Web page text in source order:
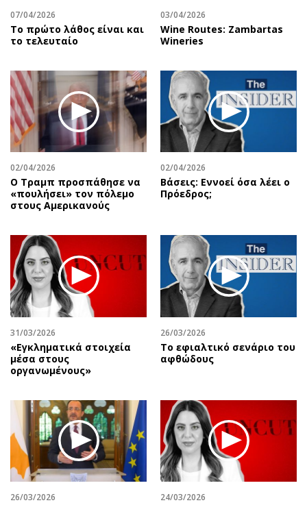
07/04/2026
Το πρώτο λάθος είναι και
το τελευταίο
03/04/2026
Wine Routes: Zambartas
Wineries
02/04/2026
Ο Τραμπ προσπάθησε να
«πουλήσει» τον πόλεμο
στους Αμερικανούς
02/04/2026
Βάσεις: Εννοεί όσα λέει ο
Πρόεδρος;
31/03/2026
«Εγκληματικά στοιχεία
μέσα στους
οργανωμένους»
26/03/2026
Το εφιαλτικό σενάριο του
αφθώδους
26/03/2026 24/03/2026